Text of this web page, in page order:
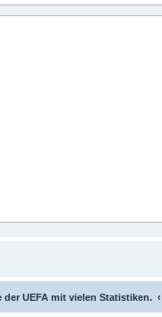
UEFA mit vielen Statistiken.